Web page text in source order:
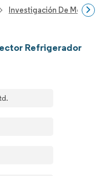
Investigación De Mejoras
Refrigerador